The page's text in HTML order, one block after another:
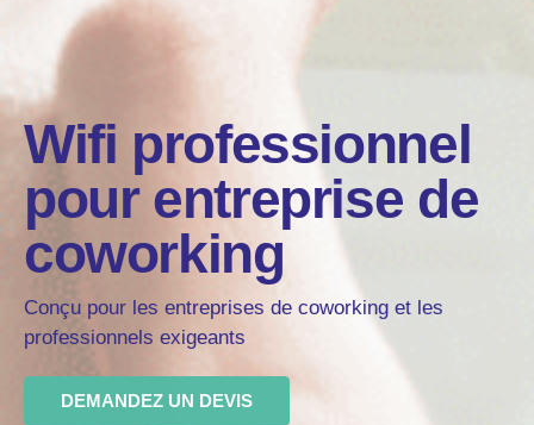
Wifi professionnel
pour entreprise de
coworking
Conçu pour les entreprises de coworking et les
professionnels exigeants
DEMANDEZ UN DEVIS